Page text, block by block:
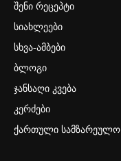
შენი რეცეპტი
სიახლეები
სხვა-ამბები
ბლოგი
ჯანსაღი კვება
კერძები
ქართული სამზარეულო